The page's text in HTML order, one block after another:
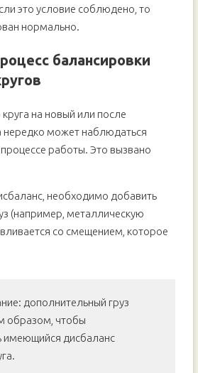
это условие соблюдено, то
нормально.
балансировки
на новый или после
нередко может наблюдаться
работы. Это вызвано
необходимо добавить
(например, металлическую
со смещением, которое
дополнительный груз
образом, чтобы
имеющийся дисбаланс